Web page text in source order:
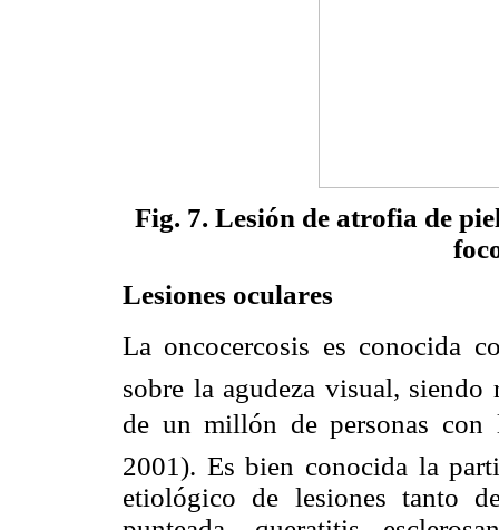
Fig. 7. Lesión de atrofia de
Lesiones oculares
La oncocercosis es conocida
sobre la agudeza visual,
de un millón de personas con
2001). Es bien conocida la
etiológico de lesiones tanto